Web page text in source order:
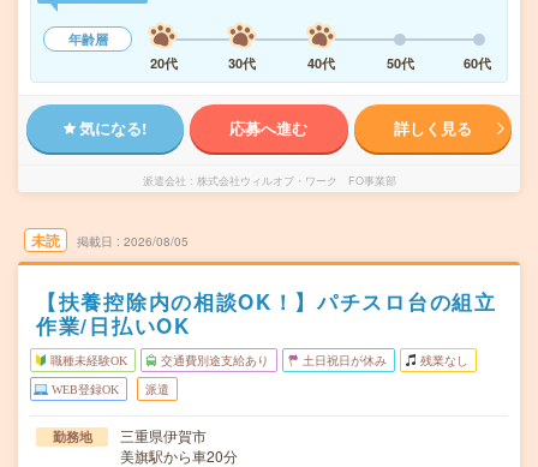
年齢層
20代
30代 40代 50代 60代
気になる! 応募へ進む 詳しく見る
派遣会社 株式会社ウィルオブ・ワーク FO事業部
未読 掲載日 2026/08/05
【扶養控除内の相談OK！】パチスロ台の組立
作業/日払いOK
職種未経験OK 交通費別途支給あり 土日祝日が休み 残業なし
WEB登録OK 派遣
勤務地
三重県伊賀市
美旗駅から車20分